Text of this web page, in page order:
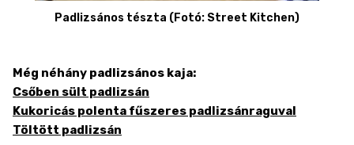
Padlizsános tészta (Fotó: Street Kitchen)
Még néhány padlizsános kaja:
Csőben sült padlizsán
Kukoricás polenta fűszeres padlizsánraguval
Töltött padlizsán